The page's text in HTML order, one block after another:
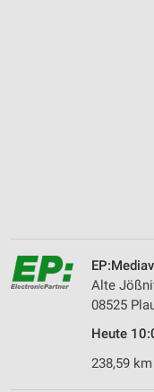
Alte
08525
Heute
238,59